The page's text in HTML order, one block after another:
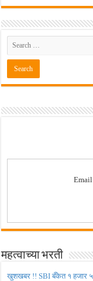
महत्वाच्या भरती
खुशखबर !! SBI बँकेत १ हजार